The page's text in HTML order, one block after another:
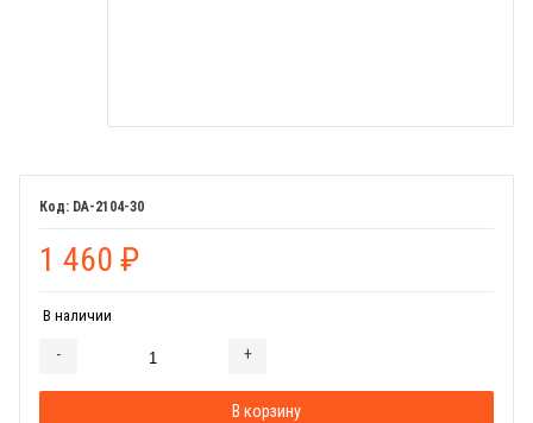
DA-2104-30
1 460 ₽
В наличии
- +
В корзину